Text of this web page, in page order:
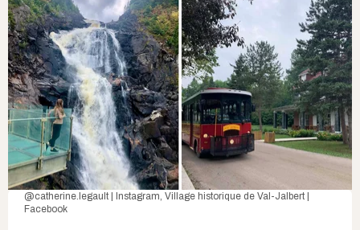
@catherine.legault | Instagram Village historique de Val-Jalbert |
Facebook